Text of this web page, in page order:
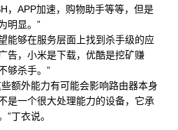
，APP加速，购物助手等等，但是
明显。”
够在服务层面上找到杀手级的应
告，小米是下载，优酷是挖矿赚
够杀手。”
外能力有可能会影响路由器本身
是一个很大处理能力的设备，它承
丁衣说。